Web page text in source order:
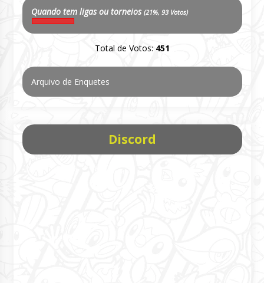
Quando tem ligas ou torneios (21%, 93 Votos)
Total de Votos: 451
Arquivo de Enquetes
Discord